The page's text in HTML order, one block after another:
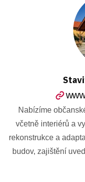
Nabízíme
včetně interiérů a
rekonstrukce a
budov, zajištění